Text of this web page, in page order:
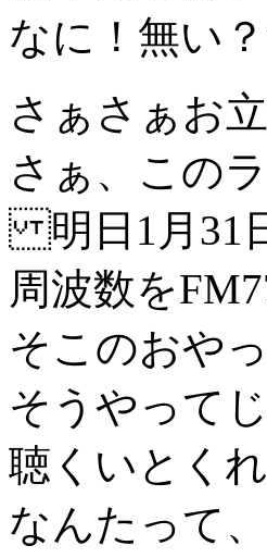
なに！無い
さぁさぁお
さぁ、このラ
明日1月31
周波数を
そこのおや
そうやって
聴くいとくれ
なんたって